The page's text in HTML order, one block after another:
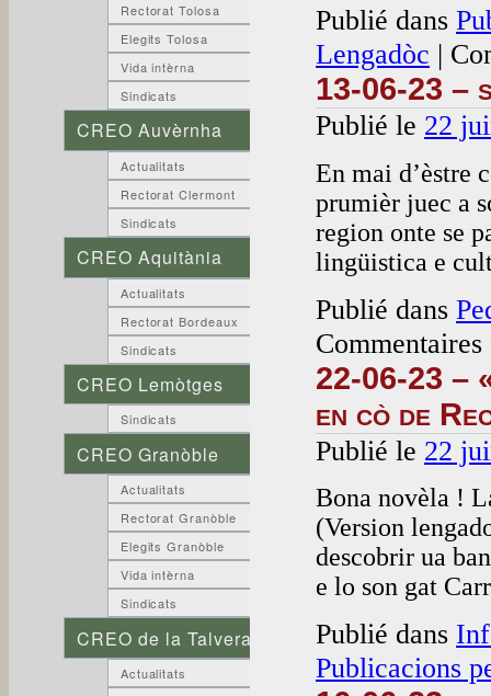
Publié dans
Lengadòc |
13-06-23 –
Publié le 22
En mai d’èstre
prumièr juec a
region onte se
lingüistica e
Publié dans
Commentaires
22-06-23 –
en cò de
Publié le 22
Bona novèla !
(Version
descobrir ua
e lo son gat
Publié dans
Publicacions
Rectorat Tolosa
Elegits Tolosa
Vida intèrna
Sindicats
CREO Auvèrnha
Actualitats
Rectorat Clermont
Sindicats
CREO Aquitània
Actualitats
Rectorat Bordeaux
Sindicats
CREO Lemòtges
Sindicats
CREO Granòble
Actualitats
Rectorat Granòble
Elegits Granòble
Vida intèrna
Sindicats
CREO de la Talvera
Actualitats